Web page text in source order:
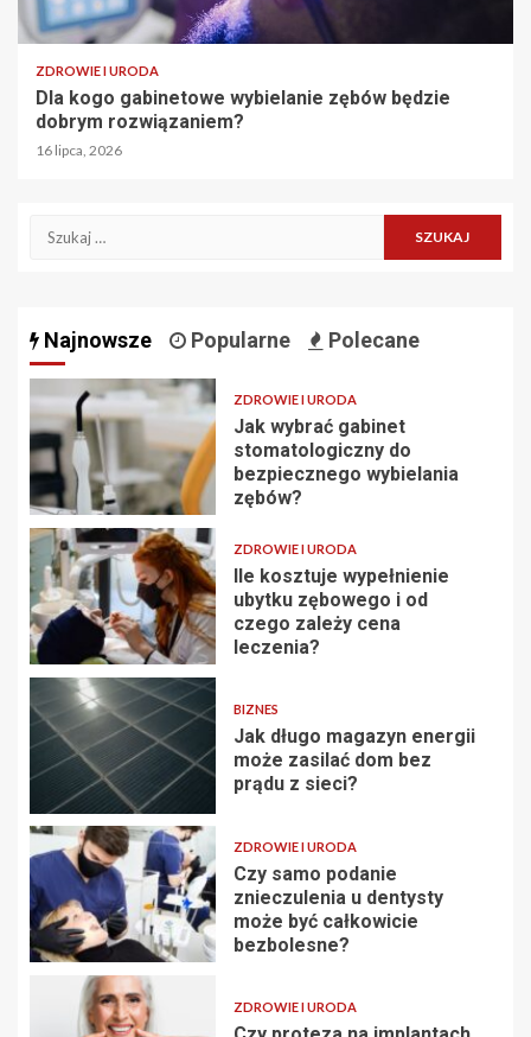
ZDROWIE I URODA
Dla kogo gabinetowe wybielanie zębów będzie
dobrym rozwiązaniem?
16 lipca, 2026
Szukaj:
Najnowsze Popularne Polecane
ZDROWIE I URODA
Jak wybrać gabinet
stomatologiczny do
bezpiecznego wybielania
zębów?
ZDROWIE I URODA
Ile kosztuje wypełnienie
ubytku zębowego i od
czego zależy cena
leczenia?
BIZNES
Jak długo magazyn energii
może zasilać dom bez
prądu z sieci?
ZDROWIE I URODA
Czy samo podanie
znieczulenia u dentysty
może być całkowicie
bezbolesne?
ZDROWIE I URODA